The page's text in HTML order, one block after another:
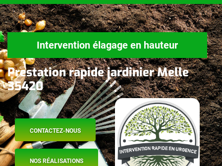
Intervention élagage en hauteur
Prestation rapide jardinier Melle
35420
CONTACTEZ-NOUS
NOS RÉALISATIONS